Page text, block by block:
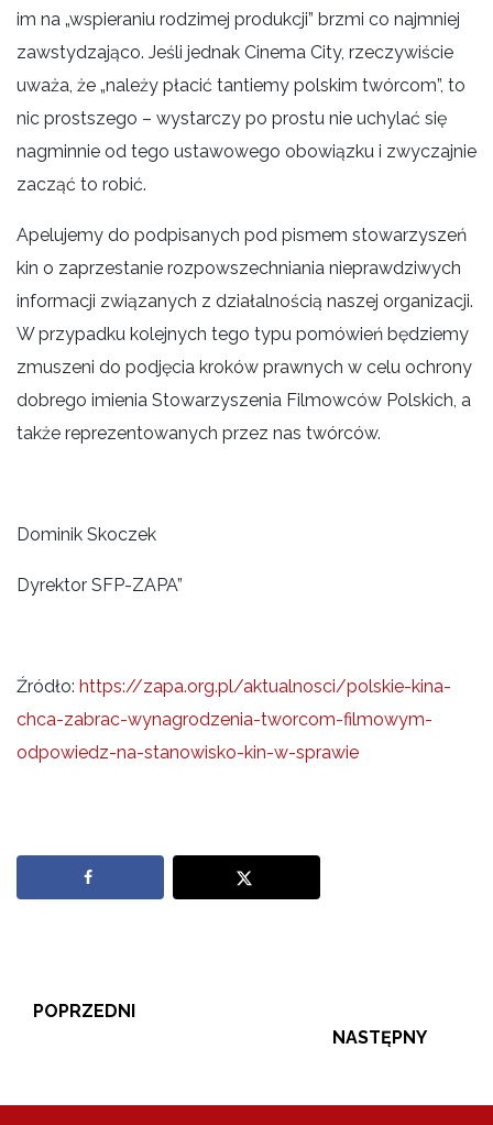
im na „wspieraniu rodzimej produkcji” brzmi co najmniej
zawstydzająco. Jeśli jednak Cinema City, rzeczywiście
uważa, że „należy płacić tantiemy polskim twórcom”, to
nic prostszego – wystarczy po prostu nie uchylać się
nagminnie od tego ustawowego obowiązku i zwyczajnie
zacząć to robić.
Apelujemy do podpisanych pod pismem stowarzyszeń
kin o zaprzestanie rozpowszechniania nieprawdziwych
informacji związanych z działalnością naszej organizacji.
W przypadku kolejnych tego typu pomówień będziemy
zmuszeni do podjęcia kroków prawnych w celu ochrony
dobrego imienia Stowarzyszenia Filmowców Polskich, a
także reprezentowanych przez nas twórców.
Dominik Skoczek
Dyrektor SFP-ZAPA”
Źródło: https://zapa.org.pl/aktualnosci/polskie-kina-
chca-zabrac-wynagrodzenia-tworcom-filmowym-
odpowiedz-na-stanowisko-kin-w-sprawie
POPRZEDNI
NASTĘPNY